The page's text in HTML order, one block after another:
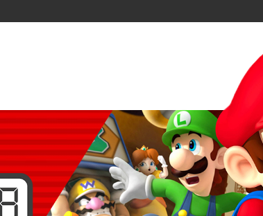
WHAT COMES AFTER ?...[TEST] FITNESS